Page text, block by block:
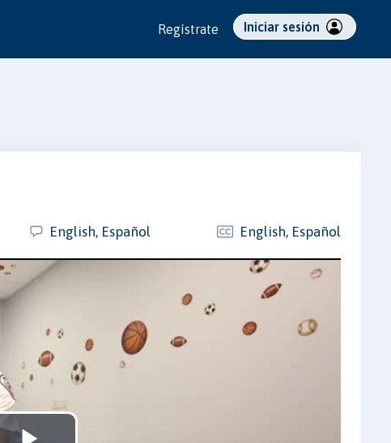
Regístrate Iniciar sesión
English, Español English, Español